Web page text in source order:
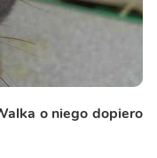
o niego dopiero